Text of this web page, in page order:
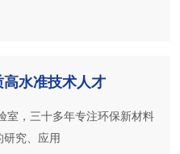
水准技术人才
室，三十多年专注环保新材料
究、应用